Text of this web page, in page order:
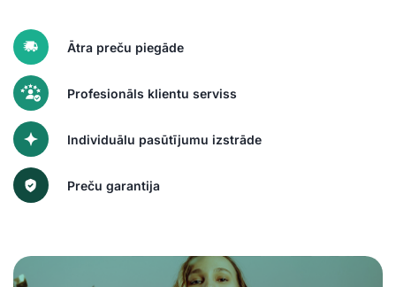
Ātra preču piegāde
Profesionāls klientu serviss
Individuālu pasūtījumu izstrāde
Preču garantija